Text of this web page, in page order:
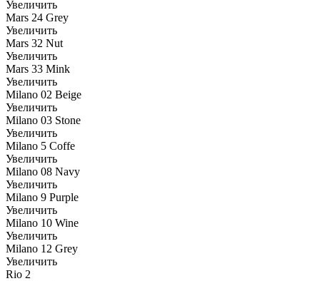
Увеличить
Mars 24 Grey
Увеличить
Mars 32 Nut
Увеличить
Mars 33 Mink
Увеличить
Milano 02 Beige
Увеличить
Milano 03 Stone
Увеличить
Milano 5 Coffe
Увеличить
Milano 08 Navy
Увеличить
Milano 9 Purple
Увеличить
Milano 10 Wine
Увеличить
Milano 12 Grey
Увеличить
Rio 2